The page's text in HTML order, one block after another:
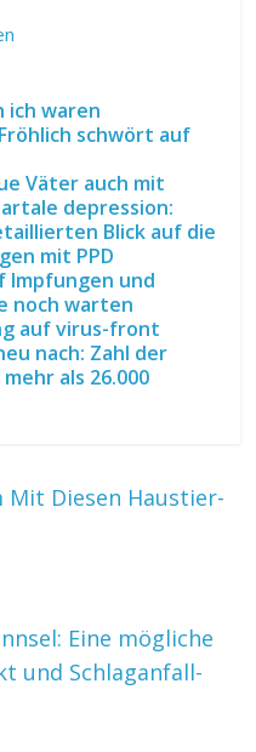
ich waren
schwört auf
Väter auch mit
depression:
Blick auf die
mit PPD
Impfungen und
noch warten
auf virus-front
nach: Zahl der
als 26.000
Mit Diesen Haustier-
Eine mögliche
und Schlaganfall-